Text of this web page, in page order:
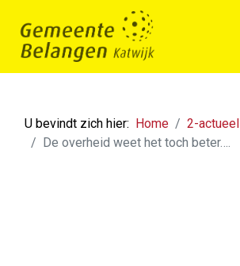
U bevindt zich hier: Home
2-actueel
De overheid weet het toch beter….